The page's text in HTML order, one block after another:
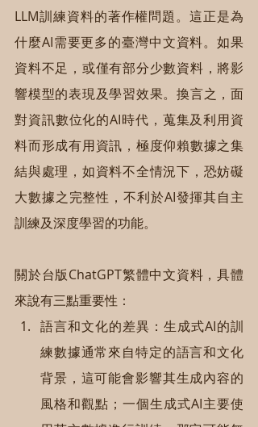
LLM訓練資料的著作權問題。這正是為
什麼AI需要更多的臺灣中文資料。如果
資料不足，或僅有部分少數資料，將影
響模型的表現及學習效果。換言之，面
對資訊數位化的AI時代，蒐集及利用資
料而形成有用資訊，極度仰賴數據之集
結與處理，如資料不全情況下，恐妨礙
大數據之完整性，不利於AI發揮其自主
訓練及深度學習的功能。
關於台版ChatGPT繁體中文資料，具體
來說有三點重要性：
語言和文化的差異：生成式AI的訓
練數據通常來自特定的語言和文化
背景，這可能會影響其生成內容的
風格和觀點；一個生成式AI主要使